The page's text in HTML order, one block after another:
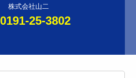
株式会社山二
0191-25-3802